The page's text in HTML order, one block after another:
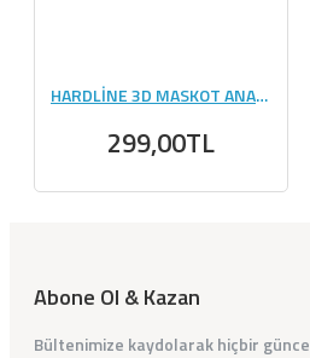
HARDLİNE 3D MASKOT ANAHTARLIK
299,00TL
Abone Ol & Kazan
Bültenimize kaydolarak hiçbir